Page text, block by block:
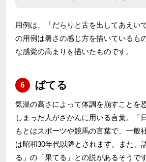
用例は、「だらりと舌を出してあえい
の用例は暑さの感じ方を描いているも
な感覚の高まりを描いたものです。
6 ばてる
気温の高さによって体調を崩すことを
しまった人がさかんに用いる言葉。「
もとはスポーツや競馬の言葉で、一般
は昭和30年代以降とされます。また、
る」の「果てる」との説があるそうで